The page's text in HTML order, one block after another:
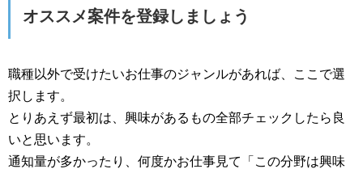
オススメ案件を登録しましょう
職種以外で受けたいお仕事のジャンルがあれば、ここで選
択します。
とりあえず最初は、興味があるもの全部チェックしたら良
いと思います。
通知量が多かったり、何度かお仕事見て「この分野は興味